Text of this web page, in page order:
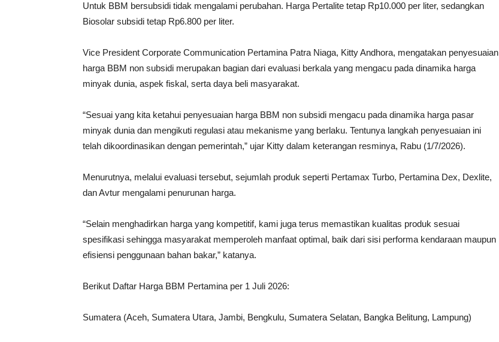
Untuk BBM bersubsidi tidak mengalami perubahan. Harga Pertalite tetap Rp10.000 per liter, sedangkan
Biosolar subsidi tetap Rp6.800 per liter.
Vice President Corporate Communication Pertamina Patra Niaga, Kitty Andhora, mengatakan penyesuaian
harga BBM non subsidi merupakan bagian dari evaluasi berkala yang mengacu pada dinamika harga
minyak dunia, aspek fiskal, serta daya beli masyarakat.
“Sesuai yang kita ketahui penyesuaian harga BBM non subsidi mengacu pada dinamika harga pasar
minyak dunia dan mengikuti regulasi atau mekanisme yang berlaku. Tentunya langkah penyesuaian ini
telah dikoordinasikan dengan pemerintah,” ujar Kitty dalam keterangan resminya, Rabu (1/7/2026).
Menurutnya, melalui evaluasi tersebut, sejumlah produk seperti Pertamax Turbo, Pertamina Dex, Dexlite,
dan Avtur mengalami penurunan harga.
“Selain menghadirkan harga yang kompetitif, kami juga terus memastikan kualitas produk sesuai
spesifikasi sehingga masyarakat memperoleh manfaat optimal, baik dari sisi performa kendaraan maupun
efisiensi penggunaan bahan bakar,” katanya.
Berikut Daftar Harga BBM Pertamina per 1 Juli 2026:
Sumatera (Aceh, Sumatera Utara, Jambi, Bengkulu, Sumatera Selatan, Bangka Belitung, Lampung)